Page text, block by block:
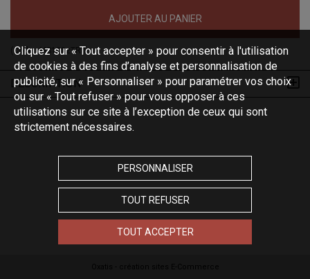
AJOUTER AU PANIER
(Code :MS100zTRI)
DESCRIPTION
Cliquez sur « Tout accepter » pour consentir à l'utilisation
de cookies à des fins d’analyse et personnalisation de
publicité, sur « Personnaliser » pour paramétrer vos choix
ou sur « Tout refuser » pour vous opposer à ces
utilisations sur ce site à l’exception de ceux qui sont
strictement nécessaires.
PERSONNALISER
TOUT REFUSER
TOUT ACCEPTER